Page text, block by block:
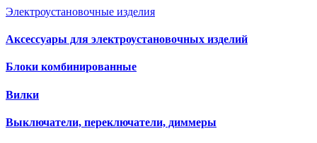
Электроустановочные изделия
Аксессуары для электроустановочных изделий
Блоки комбинированные
Вилки
Выключатели, переключатели, диммеры